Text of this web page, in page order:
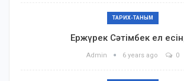
ТАРИХ-ТАНЫМ
Ержүрек Сәтімбек ел
Admin 6 years ago 0